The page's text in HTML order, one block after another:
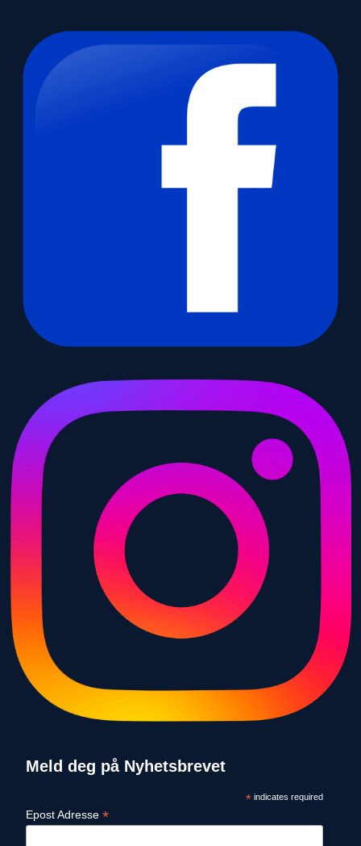
Meld deg på Nyhetsbrevet
*indicates required
Epost Adresse *